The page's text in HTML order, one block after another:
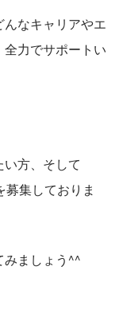
なキャリアやエ
力でサポートい
方、そして
集しておりま
みましょう^^